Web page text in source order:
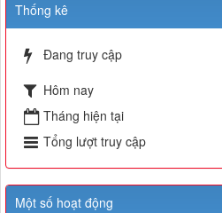
Thống kê
Đang truy cập
Hôm nay
Tháng hiện tại
Tổng lượt truy cập
Một số hoạt động